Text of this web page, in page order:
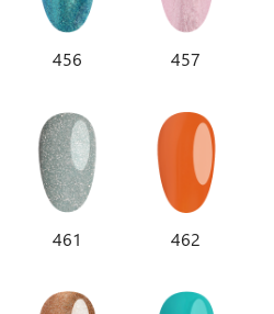
456 457
461 462